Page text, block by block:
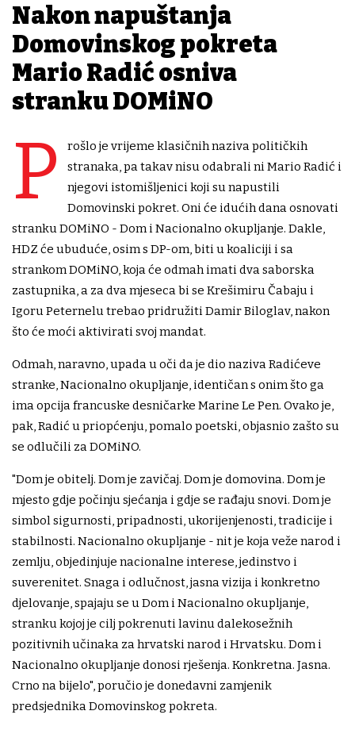
Nakon napuštanja
Domovinskog pokreta
Mario Radić osniva
stranku DOMiNO
P
rošlo je vrijeme klasičnih naziva političkih
stranaka, pa takav nisu odabrali ni Mario Radić i
njegovi istomišljenici koji su napustili
Domovinski pokret. Oni će idućih dana osnovati
stranku DOMiNO - Dom i Nacionalno okupljanje. Dakle,
HDZ će ubuduće, osim s DP-om, biti u koaliciji i sa
strankom DOMiNO, koja će odmah imati dva saborska
zastupnika, a za dva mjeseca bi se Krešimiru Čabaju i
Igoru Peternelu trebao pridružiti Damir Biloglav, nakon
što će moći aktivirati svoj mandat.
Odmah, naravno, upada u oči da je dio naziva Radićeve
stranke, Nacionalno okupljanje, identičan s onim što ga
ima opcija francuske desničarke Marine Le Pen. Ovako je,
pak, Radić u priopćenju, pomalo poetski, objasnio zašto su
se odlučili za DOMiNO.
"Dom je obitelj. Dom je zavičaj. Dom je domovina. Dom je
mjesto gdje počinju sjećanja i gdje se rađaju snovi. Dom je
simbol sigurnosti, pripadnosti, ukorijenjenosti, tradicije i
stabilnosti. Nacionalno okupljanje - nit je koja veže narod i
zemlju, objedinjuje nacionalne interese, jedinstvo i
suverenitet. Snaga i odlučnost, jasna vizija i konkretno
djelovanje, spajaju se u Dom i Nacionalno okupljanje,
stranku kojoj je cilj pokrenuti lavinu dalekosežnih
pozitivnih učinaka za hrvatski narod i Hrvatsku. Dom i
Nacionalno okupljanje donosi rješenja. Konkretna. Jasna.
Crno na bijelo", poručio je donedavni zamjenik
predsjednika Domovinskog pokreta.